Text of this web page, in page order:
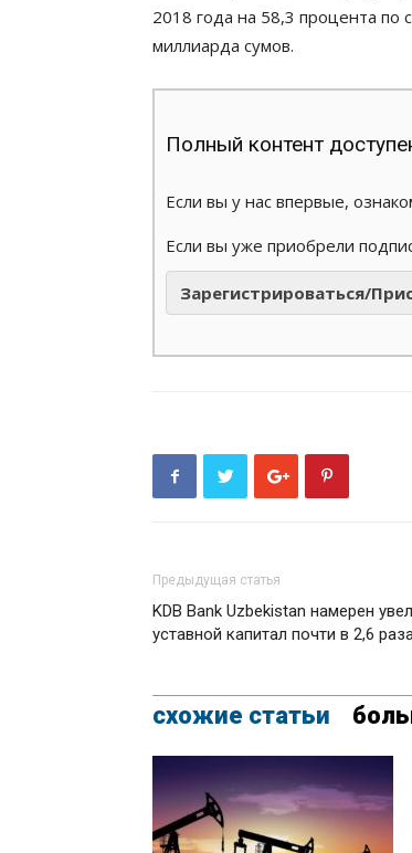
2018 года на 58,3 процента по
миллиарда сумов.
Полный контент
Если вы у нас впервые,
Если вы уже приобрели
Зарегистрироваться/
Предыдущая статья
KDB Bank Uzbekistan намерен
уставной капитал почти в 2,6
схожие статьи